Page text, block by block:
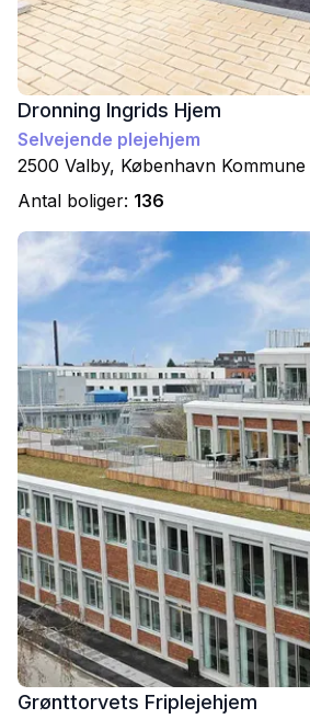
Dronning Ingrids Hjem
Selvejende plejehjem
2500 Valby, København Kommune
Antal boliger: 136
Grønttorvets Friplejehjem